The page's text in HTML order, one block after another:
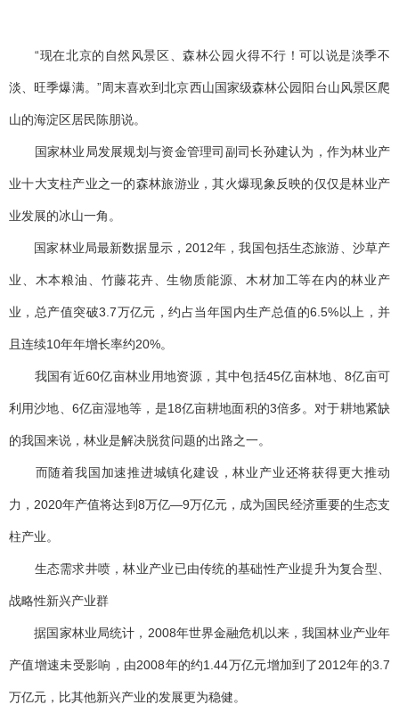
“现在北京的自然风景区、森林公园火得不行！可以说是淡季不
淡、旺季爆满。”周末喜欢到北京西山国家级森林公园阳台山风景区爬
山的海淀区居民陈朋说。
国家林业局发展规划与资金管理司副司长孙建认为，作为林业产
业十大支柱产业之一的森林旅游业，其火爆现象反映的仅仅是林业产
业发展的冰山一角。
国家林业局最新数据显示，2012年，我国包括生态旅游、沙草产
业、木本粮油、竹藤花卉、生物质能源、木材加工等在内的林业产
业，总产值突破3.7万亿元，约占当年国内生产总值的6.5%以上，并
且连续10年年增长率约20%。
我国有近60亿亩林业用地资源，其中包括45亿亩林地、8亿亩可
利用沙地、6亿亩湿地等，是18亿亩耕地面积的3倍多。对于耕地紧缺
的我国来说，林业是解决脱贫问题的出路之一。
而随着我国加速推进城镇化建设，林业产业还将获得更大推动
力，2020年产值将达到8万亿—9万亿元，成为国民经济重要的生态支
柱产业。
生态需求井喷，林业产业已由传统的基础性产业提升为复合型、
战略性新兴产业群
据国家林业局统计，2008年世界金融危机以来，我国林业产业年
产值增速未受影响，由2008年的约1.44万亿元增加到了2012年的3.7
万亿元，比其他新兴产业的发展更为稳健。